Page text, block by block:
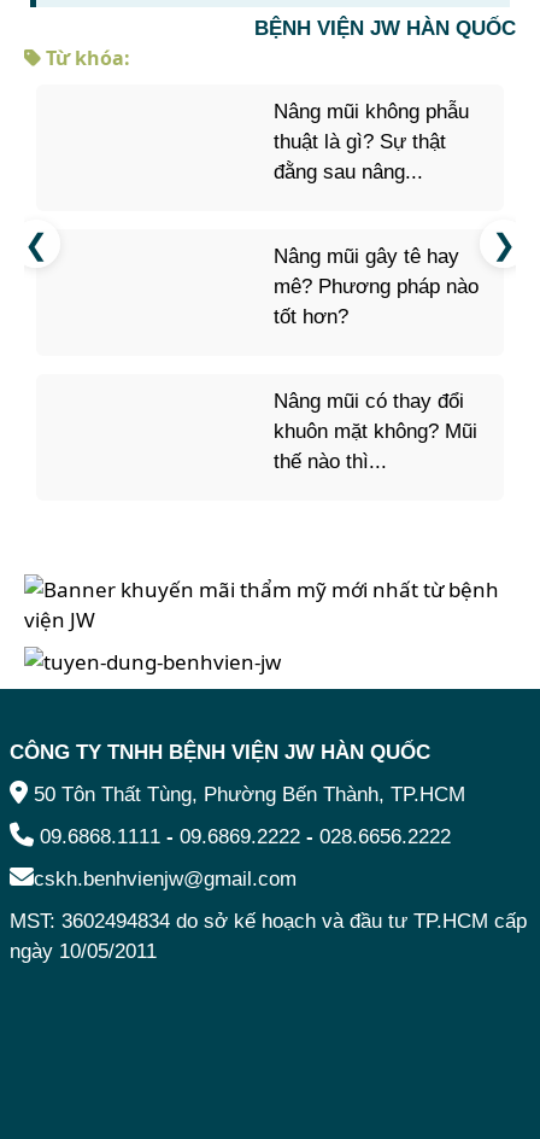
BỆNH VIỆN JW HÀN QUỐC
Từ khóa:
Nâng mũi không phẫu
thuật là gì? Sự thật
đằng sau nâng...
Nâng mũi gây tê hay
mê? Phương pháp nào
tốt hơn?
Nâng mũi có thay đổi
khuôn mặt không? Mũi
thế nào thì...
CÔNG TY TNHH BỆNH VIỆN JW HÀN QUỐC
50 Tôn Thất Tùng, Phường Bến Thành, TP.HCM
09.6868.1111 - 09.6869.2222 - 028.6656.2222
cskh.benhvienjw@gmail.com
MST: 3602494834 do sở kế hoạch và đầu tư TP.HCM cấp
ngày 10/05/2011